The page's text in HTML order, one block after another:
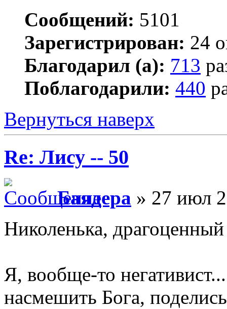
Сообщений: 5101
Зарегистрирован: 24
Благодарил (а): 713
Поблагодарили: 440
Вернуться наверх
Re: Лису -- 50
Баядера » 27 июл
Николенька,
Я, вообще-то
насмешить Бога,